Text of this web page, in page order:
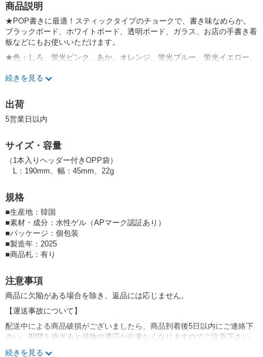
商品説明
★POP書きに最適！スティックタイプのチョークで、書き味なめらか。
ブラックボード、ホワイトボード、透明ボード、ガラス、お店の手書き看
板などにもお使いいただけます。
★色：しろ、蛍光ピンク、あか、オレンジ、蛍光ブルー、蛍光イエロー、
★線幅約4mm
★尾栓を回すと軸の長さが調整でき残量も確認できます。
★チョークのような表現で書き味がなめらかです。また発色が鮮やかで
す。
★消去の際は水を含ませたタオルや、ウェットタオルで拭いてください。
★【コツ】書き心地が良く、発色もよく他のブラックボードマーカーに
比べて使い勝手がとても良いです。筆圧を強くして書くと減りが早いの
で、やさしく書くことが長持ちさせるコツです。
（ご注意：学校黒板や工事黒板への筆記には適しません。筆記跡が残る場
合があります。）
#チョーク
＃クレヨン
#POP
#メニューボード
#メニュー看板
木製黒板
#A型
p4Dcl_2haXc,UY0M7VUBE-k
続きを見る
出荷
5営業日以内
サイズ・容量
（1本入りヘッダー付きOPP袋）
L：190mm、幅：45mm、22g
規格
■生産地：韓国
■素材・成分：水性ゲル（APマーク認証あり）
■パッケージ：個包装
■製造年：2025
■商品札：有り
注意事項
商品に欠陥がある場合を除き、返品には応じません。
【運送事故について】
配送中による商品破損がございましたら、商品到着後5日以内にご連絡下
さい。期間を過ぎると保険の適応が出来なくなりますのでご注意下さい。
確認次第、返品・交換いたします。（弊社送料負担）その際、お手数をお
続きを見る